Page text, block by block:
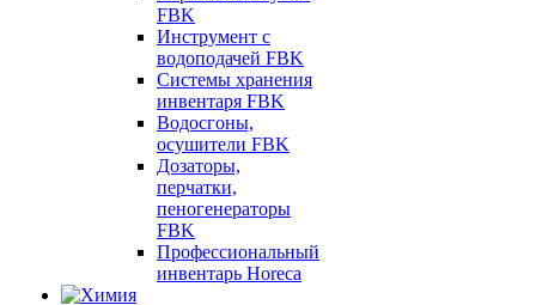
FBK
Инструмент с
водоподачей FBK
Системы хранения
инвентаря FBK
Водосгоны,
осушители FBK
Дозаторы,
перчатки,
пеногенераторы
FBK
Профессиональный
инвентарь Horeca